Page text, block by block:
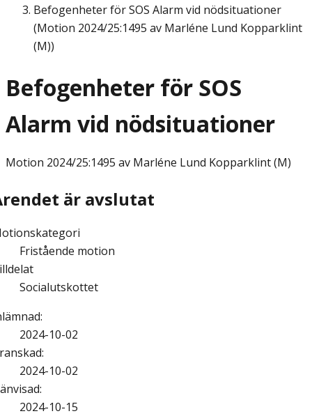
Befogenheter för SOS Alarm vid nödsituationer
(Motion 2024/25:1495 av Marléne Lund Kopparklint
(M))
Befogenheter för SOS
Alarm vid nödsituationer
Motion 2024/25:1495 av Marléne Lund Kopparklint (M)
är avslutat
Fristående motion
Socialutskottet
:
2024-10-02
:
2024-10-02
:
2024-10-15